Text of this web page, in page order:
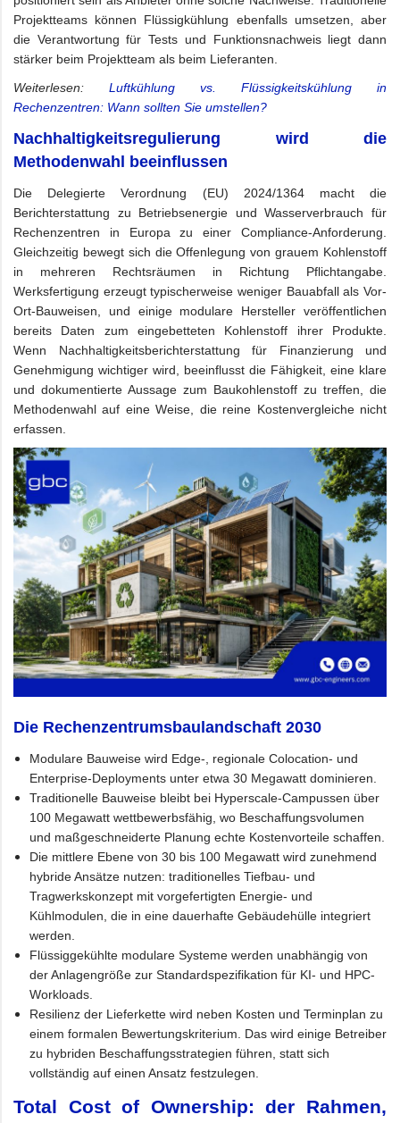
Projektteams können Flüssigkühlung ebenfalls umsetzen, aber
die Verantwortung für Tests und Funktionsnachweis liegt dann
stärker beim Projektteam als beim Lieferanten.
Weiterlesen: Luftkühlung vs. Flüssigkeitskühlung in
Rechenzentren: Wann sollten Sie umstellen?
Nachhaltigkeitsregulierung wird die
Methodenwahl beeinflussen
Die Delegierte Verordnung (EU) 2024/1364 macht die
Berichterstattung zu Betriebsenergie und Wasserverbrauch für
Rechenzentren in Europa zu einer Compliance-Anforderung.
Gleichzeitig bewegt sich die Offenlegung von grauem Kohlenstoff
in mehreren Rechtsräumen in Richtung Pflichtangabe.
Werksfertigung erzeugt typischerweise weniger Bauabfall als Vor-
Ort-Bauweisen, und einige modulare Hersteller veröffentlichen
bereits Daten zum eingebetteten Kohlenstoff ihrer Produkte.
Wenn Nachhaltigkeitsberichterstattung für Finanzierung und
Genehmigung wichtiger wird, beeinflusst die Fähigkeit, eine klare
und dokumentierte Aussage zum Baukohlenstoff zu treffen, die
Methodenwahl auf eine Weise, die reine Kostenvergleiche nicht
erfassen.
Die Rechenzentrumsbaulandschaft 2030
Modulare Bauweise wird Edge-, regionale Colocation- und
Enterprise-Deployments unter etwa 30 Megawatt dominieren.
Traditionelle Bauweise bleibt bei Hyperscale-Campussen über
100 Megawatt wettbewerbsfähig, wo Beschaffungsvolumen
und maßgeschneiderte Planung echte Kostenvorteile schaffen.
Die mittlere Ebene von 30 bis 100 Megawatt wird zunehmend
hybride Ansätze nutzen: traditionelles Tiefbau- und
Tragwerkskonzept mit vorgefertigten Energie- und
Kühlmodulen, die in eine dauerhafte Gebäudehülle integriert
werden.
Flüssiggekühlte modulare Systeme werden unabhängig von
der Anlagengröße zur Standardspezifikation für KI- und HPC-
Workloads.
Resilienz der Lieferkette wird neben Kosten und Terminplan zu
einem formalen Bewertungskriterium. Das wird einige Betreiber
zu hybriden Beschaffungsstrategien führen, statt sich
vollständig auf einen Ansatz festzulegen.
Total Cost of Ownership: der Rahmen,